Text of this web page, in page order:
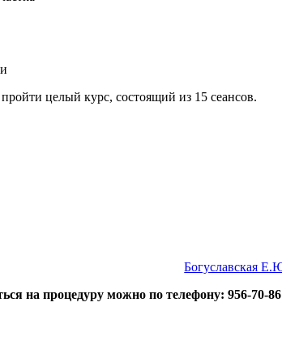
целый курс, состоящий из 15 сеансов.
Богуславская
на процедуру можно по телефону: 956-70-86